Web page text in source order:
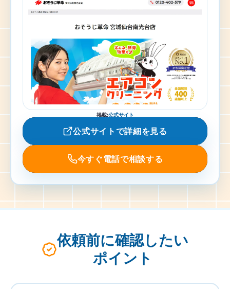
掲載:公式サイト
公式サイトで詳細を見る
今すぐ電話で相談する
依頼前に確認したい
ポイント